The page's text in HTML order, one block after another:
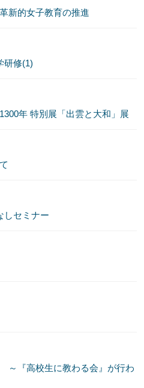
新的女子教育の推進
研修(1)
年 特別展「出雲と大和」展
しセミナー
～『高校生に教わる会』が行わ